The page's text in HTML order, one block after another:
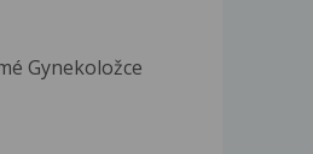
Gynekoložce